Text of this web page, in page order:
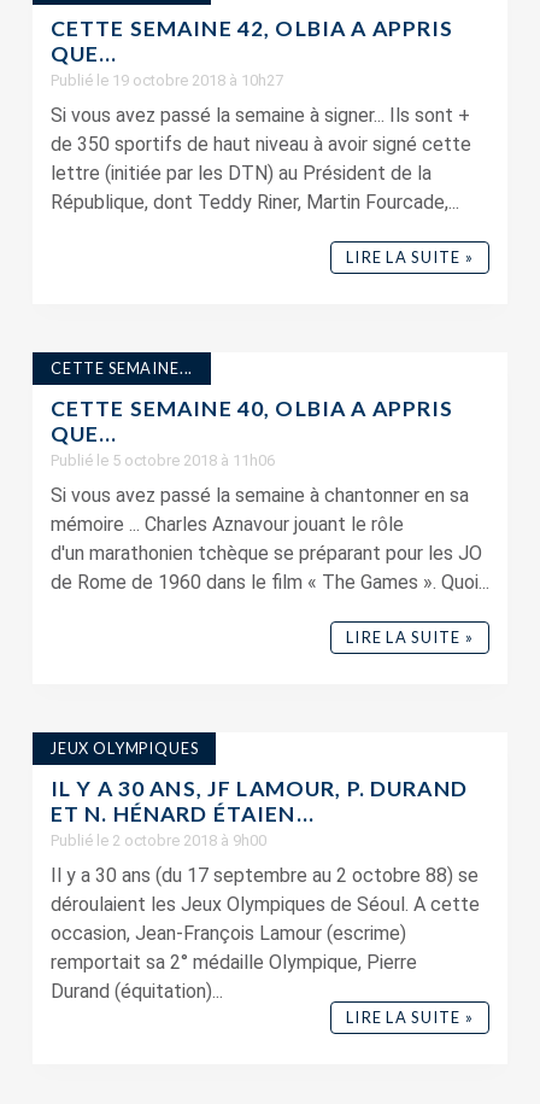
CETTE SEMAINE 42, OLBIA A APPRIS
QUE…
Publié le 19 octobre 2018 à 10h27
Si vous avez passé la semaine à signer... Ils sont +
de 350 sportifs de haut niveau à avoir signé cette
lettre (initiée par les DTN) au Président de la
République, dont Teddy Riner, Martin Fourcade,...
LIRE LA SUITE »
CETTE SEMAINE...
CETTE SEMAINE 40, OLBIA A APPRIS
QUE…
Publié le 5 octobre 2018 à 11h06
Si vous avez passé la semaine à chantonner en sa
mémoire ... Charles Aznavour jouant le rôle
d'un marathonien tchèque se préparant pour les JO
de Rome de 1960 dans le film « The Games ». Quoi...
LIRE LA SUITE »
JEUX OLYMPIQUES
IL Y A 30 ANS, JF LAMOUR, P. DURAND
ET N. HÉNARD ÉTAIEN...
Publié le 2 octobre 2018 à 9h00
Il y a 30 ans (du 17 septembre au 2 octobre 88) se
déroulaient les Jeux Olympiques de Séoul. A cette
occasion, Jean-François Lamour (escrime)
remportait sa 2° médaille Olympique, Pierre
Durand (équitation)...
LIRE LA SUITE »